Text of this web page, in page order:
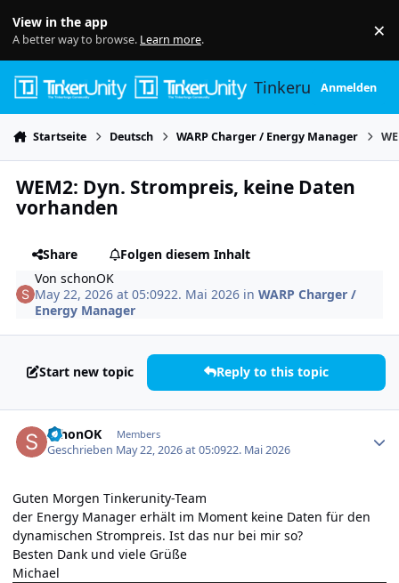
View in the app
A better way to browse. Learn more. ×
TinkerunityAnmelden
Startseite Deutsch WARP Charger / Energy Manager
WEM2: Dyn. Strompreis, keine Daten
vorhanden
Share
Folgen diesem Inhalt
VonschonOK
May 22, 2026 at 05:0922. Mai 2026 inWARP Charger /
Energy Manager
Start new topic Reply to this topic
schonOK Members
Geschrieben May 22, 2026 at 05:0922. Mai 2026
Guten Morgen Tinkerunity-Team
der Energy Manager erhält im Moment keine Daten für den
dynamischen Strompreis. Ist das nur bei mir so?
Besten Dank und viele Grüße
Michael